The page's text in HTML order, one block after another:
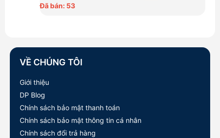
Đã bán: 53
VỀ CHÚNG TÔI
Giới thiệu
DP Blog
Chính sách bảo mật thanh toán
Chính sách bảo mật thông tin cá nhân
Chính sách đổi trả hàng